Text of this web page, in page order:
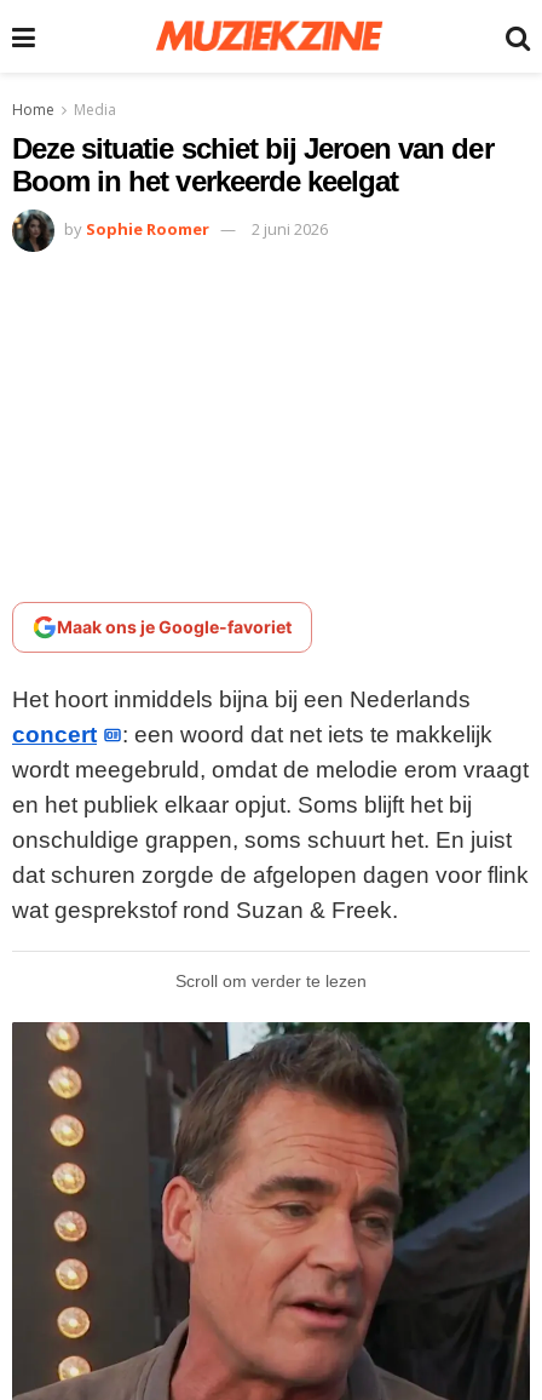
Home Media
Deze situatie schiet bij Jeroen van der
Boom in het verkeerde keelgat
by Sophie Roomer 2 juni 2026
Maak ons je Google-favoriet
Het hoort inmiddels bijna bij een Nederlands
concert
: een woord dat net iets te makkelijk
wordt meegebruld, omdat de melodie erom vraagt
en het publiek elkaar opjut. Soms blijft het bij
onschuldige grappen, soms schuurt het. En juist
dat schuren zorgde de afgelopen dagen voor flink
wat gesprekstof rond Suzan & Freek.
Scroll om verder te lezen